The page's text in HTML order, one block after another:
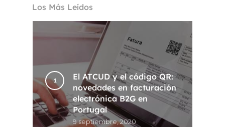
Los Más Leídos
El ATCUD y el código QR:
novedades en facturación
electrónica B2G en
Portugal
9 septiembre, 2020